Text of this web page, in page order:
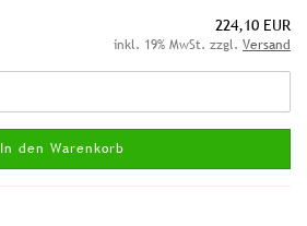
224,10 EUR
inkl. 19% MwSt. zzgl. Versand
In den Warenkorb